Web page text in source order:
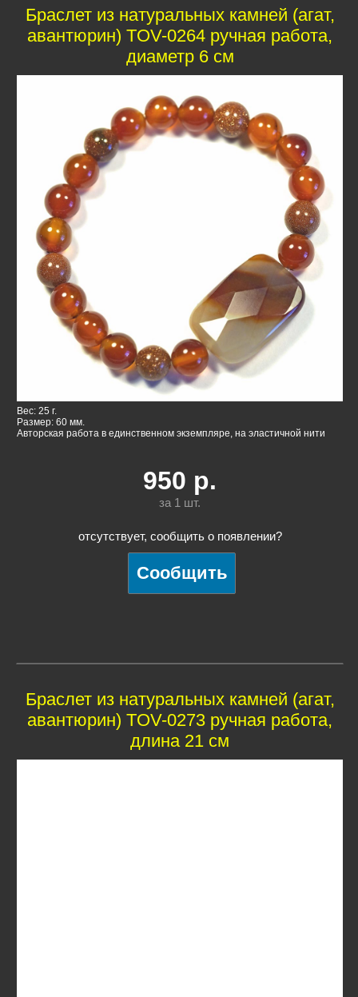
Браслет из натуральных камней (агат,
авантюрин) TOV-0264 ручная работа,
диаметр 6 см
Вес: 25 г.
Размер: 60 мм.
Авторская работа в единственном экземпляре, на эластичной нити
950 р.
за 1 шт.
отсутствует, сообщить о появлении?
Браслет из натуральных камней (агат,
авантюрин) TOV-0273 ручная работа,
длина 21 см